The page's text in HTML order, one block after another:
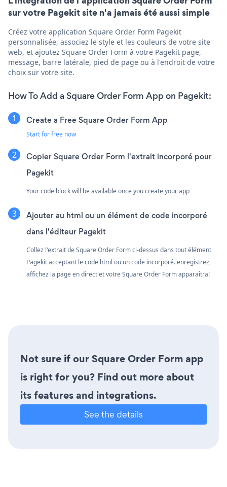
sur votre Pagekit site n'a jamais été aussi simple
Créez votre application Square Order Form Pagekit
personnalisée, associez le style et les couleurs de votre site
web, et ajoutez Square Order Form à votre Pagekit page,
message, barre latérale, pied de page ou à l'endroit de votre
choix sur votre site.
How To Add a Square Order Form App on Pagekit:
Create a Free Square Order Form App
Start for free now
Copier Square Order Form l'extrait incorporé pour
Pagekit
Your code block will be available once you create your app
Ajouter au html ou un élément de code incorporé
dans l'éditeur Pagekit
Collez l'extrait de Square Order Form ci-dessus dans tout élément
Pagekit acceptant le code html ou un code incorporé. enregistrez,
affichez la page en direct et votre Square Order Form apparaîtra!
Not sure if our Square Order Form app
is right for you? Find out more about
its features and integrations.
See the details